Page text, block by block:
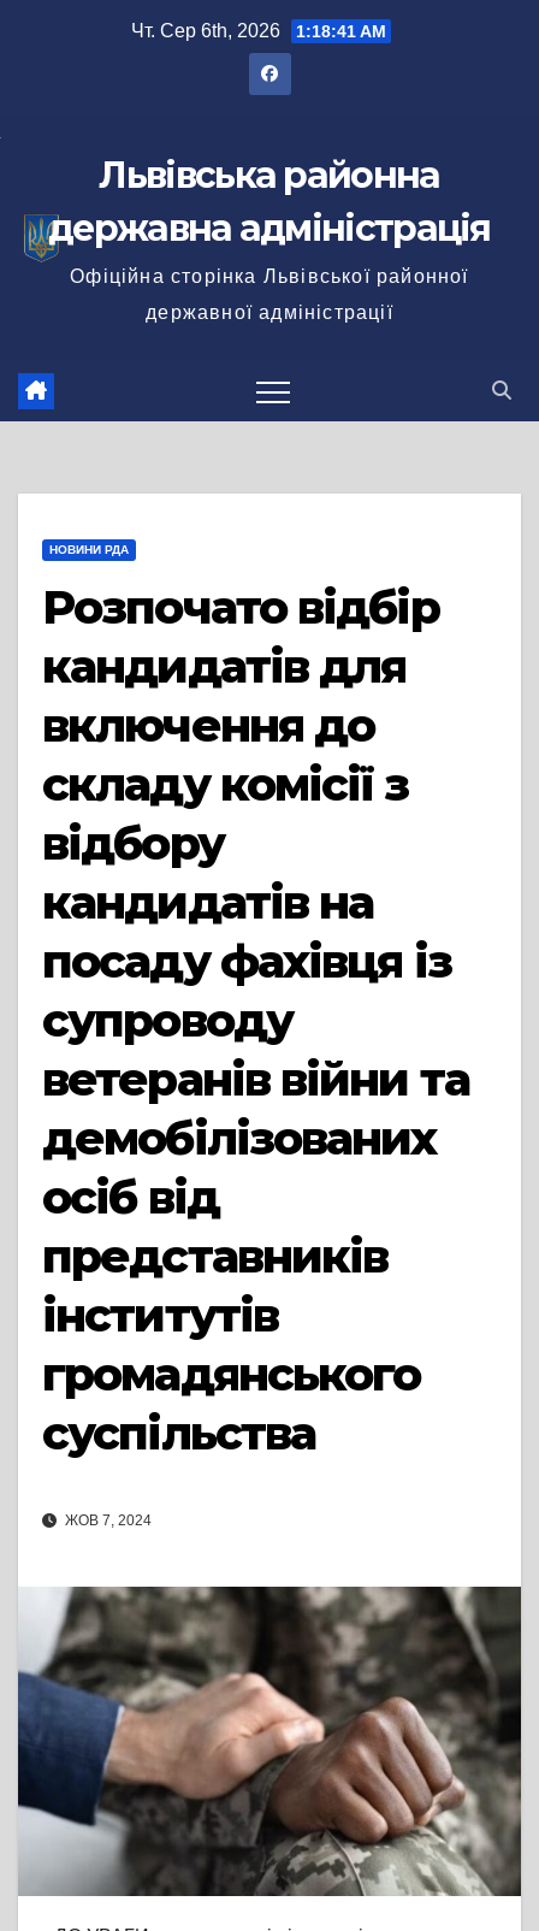
Чт. Сер 6th, 2026 1:18:42 AM
Львівська районна
державна адміністрація
Офіційна сторінка Львівської районної
державної адміністрації
НОВИНИ РДА
Розпочато відбір
кандидатів для
включення до
складу комісії з
відбору
кандидатів на
посаду фахівця із
супроводу
ветеранів війни та
демобілізованих
осіб від
представників
інститутів
громадянського
суспільства
ЖОВ 7, 2024